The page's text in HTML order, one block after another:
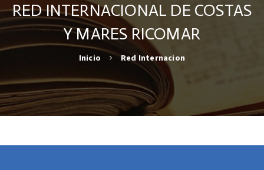
RED INTERNACIONAL DE COSTAS
Y MARES RICOMAR
Inicio Red Internacion